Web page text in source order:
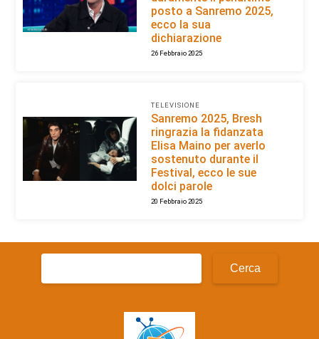
posto a Sanremo 2025,
ecco la sua
dichiarazione
26 Febbraio 2025
TELEVISIONE
Sanremo 2025, Bresh
ringrazia la fidanzata
Elisa Maino per averlo
sostenuto durante il
Festival, ecco le sue
dolci parole
20 Febbraio 2025